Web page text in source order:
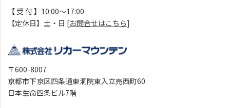
【 受 付 】10:00～17:00
【定休日】土・日 [お問合せはこちら]
〒600-8007
京都市下京区四条通東洞院東入立売西町60
日本生命四条ビル7階